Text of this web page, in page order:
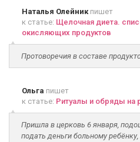
Наталья Олейникпишет
к статье: Щелочная диета.
окисляющих продуктов
Протоворечия в составе
Ольга пишет
к статье: Ритуалы и обряды на
Пришла в церковь 6 января,
подать деньги больному